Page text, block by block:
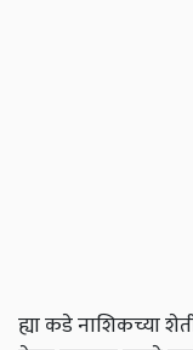
ह्या कडे नाशिकच्या